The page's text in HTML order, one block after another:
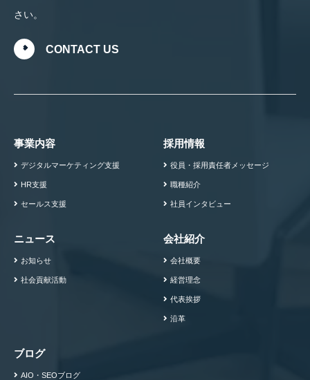
さい。
CONTACT US
事業内容
デジタルマーケティング支援
HR支援
セールス支援
採用情報
役員・採用責任者メッセージ
職種紹介
社員インタビュー
ニュース
お知らせ
社会貢献活動
会社紹介
会社概要
経営理念
代表挨拶
沿革
ブログ
AIO・SEOブログ